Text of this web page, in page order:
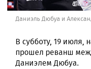
Даниэль Дюбуа и
В субботу, 19 июля,
прошел реванш
Даниэлем Дюбуа.